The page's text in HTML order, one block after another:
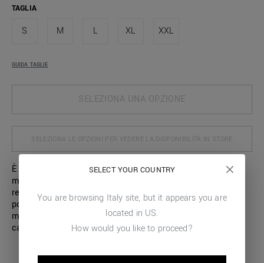
TAGLIA
S M L XL XXL
GUIDA TAGLIE
SELEZIONA UNA OPZIONE
SELEZIONA LE OPZIONI PER VEDERE LA DISPONIBILITÀ IN STORE
È confezionata interamente in morbido cotone questa
maglia girocollo con vestibilità regular. Antony Morato la
realizza in tinta unita con una lavorazione a rilievo. Collo,
polsini e fondo sono pensati con una trama a costine
mentre sul retro una piccola placchetta metallica sigla il
capo.
SELECT YOUR COUNTRY
You are browsing Italy site, but it appears you are
located in US.
How would you like to proceed?